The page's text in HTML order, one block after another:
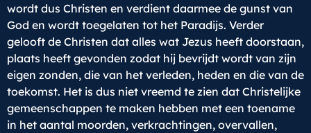
wordt dus Christen en verdient daarmee de gunst van
God en wordt toegelaten tot het Paradijs. Verder
gelooft de Christen dat alles wat Jezus heeft doorstaan,
plaats heeft gevonden zodat hij bevrijdt wordt van zijn
eigen zonden, die van het verleden, heden en die van de
toekomst. Het is dus niet vreemd te zien dat Christelijke
gemeenschappen te maken hebben met een toename
in het aantal moorden, verkrachtingen, overvallen,